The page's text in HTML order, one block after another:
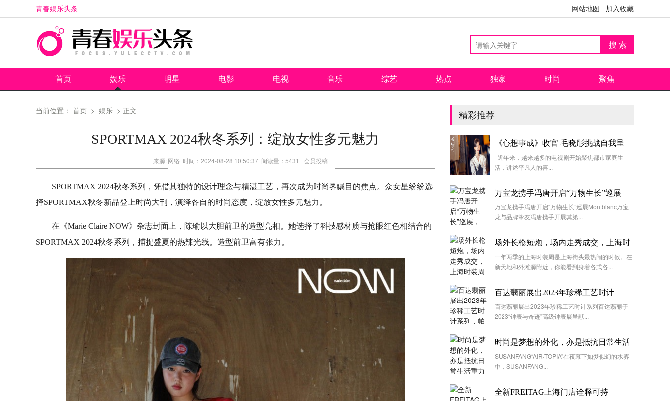
青春娱乐头条 网站地图 加入收藏
首页 娱乐 明星 电影 电视 音乐 综艺 热点 独家 时尚 聚焦
当前位置： 首页 > 娱乐 > 正文
SPORTMAX 2024秋冬系列：绽放女性多元魅力
来源: 网络 时间：2024-08-28 10:50:37 阅读量：5431 会员投稿
SPORTMAX 2024秋冬系列，凭借其独特的设计理念与精湛工艺，再次成为时尚界瞩目的焦点。众女星纷纷选
择SPORTMAX秋冬新品登上时尚大刊，演绎各自的时尚态度，绽放女性多元魅力。
在《Marie Claire NOW》杂志封面上，陈瑜以大胆前卫的造型亮相。她选择了科技感材质与抢眼红色相结合的
SPORTMAX 2024秋冬系列，捕捉盛夏的热辣光线。造型前卫富有张力。
精彩推荐
《心想事成》收官 毛晓彤挑战自我呈
近年来，越来越多的电视剧开始聚焦都市家庭生
活，讲述平凡人的喜...
万宝龙携手冯唐开启“万物生长”巡展
万宝龙携手冯唐开启“万物生长”巡展Montblanc万宝
龙与品牌挚友冯唐携手开展其第...
场外长枪短炮，场内走秀成交，上海时
一年两季的上海时装周是上海街头最热闹的时候。在
新天地和外滩源附近，你能看到身着各式各...
百达翡丽展出2023年珍稀工艺时计
百达翡丽展出2023年珍稀工艺时计系列百达翡丽于
2023“钟表与奇迹”高级钟表展呈献...
时尚是梦想的外化，亦是抵抗日常生活
SUSANFANG“AIR·TOPIA”在夜幕下如梦似幻的水雾
中，SUSANFANG...
全新FREITAG上海门店诠释可持